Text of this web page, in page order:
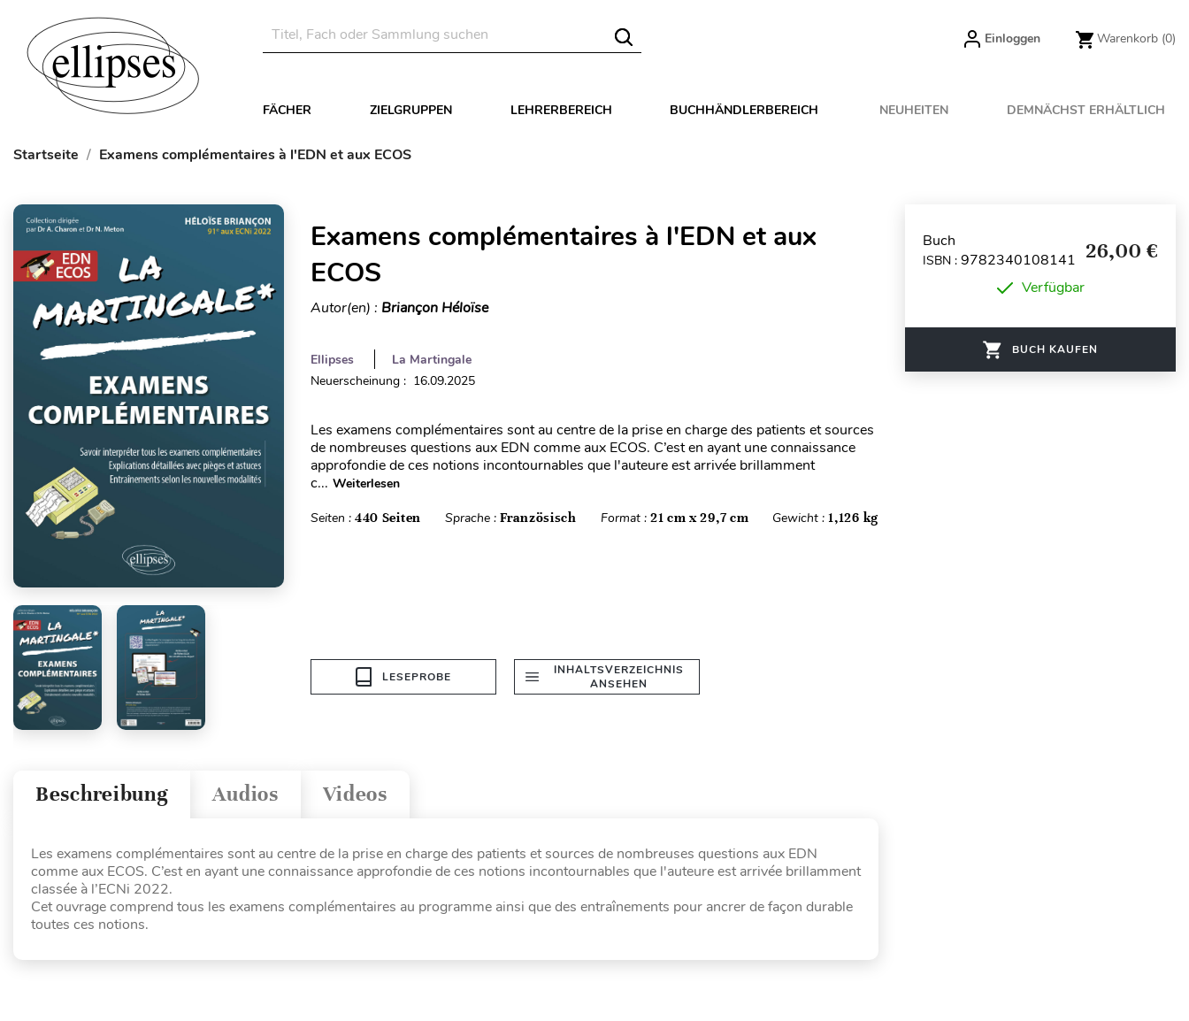
Einloggen Warenkorb (0)
FÄCHER ZIELGRUPPEN LEHRERBEREICH BUCHHÄNDLERBEREICH NEUHEITEN DEMNÄCHST ERHÄLTLICH
Startseite Examens complémentaires à l'EDN et aux ECOS
Examens complémentaires à l'EDN et aux
ECOS
Autor(en) : Briançon Héloïse
Ellipses
La Martingale
Neuerscheinung : 16.09.2025
Les examens complémentaires sont au centre de la prise en charge des patients et sources
de nombreuses questions aux EDN comme aux ECOS. C’est en ayant une connaissance
approfondie de ces notions incontournables que l'auteure est arrivée brillamment
c... Weiterlesen
Seiten : 440 Seiten Sprache :Französisch Format : 21 cm x 29,7 cm Gewicht :1,126 kg
LESEPROBE
INHALTSVERZEICHNIS
ANSEHEN
Videos
Audios
Beschreibung
Les examens complémentaires sont au centre de la prise en charge des patients et sources de nombreuses questions aux EDN
comme aux ECOS. C’est en ayant une connaissance approfondie de ces notions incontournables que l'auteure est arrivée brillamment
classée à l’ECNi 2022.
Cet ouvrage comprend tous les examens complémentaires au programme ainsi que des entraînements pour ancrer de façon durable
toutes ces notions.
Buch
ISBN : 9782340108141 26,00 €
Verfügbar
BUCH KAUFEN